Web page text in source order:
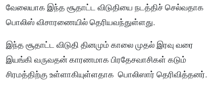
வேலையாக இந்த சூதாட்ட விடுதியை நடத்திச் செல்வதாக
பொலிஸ் விசாரணையில் தெரியவந்துள்ளது.
இந்த சூதாட்ட விடுதி தினமும் காலை முதல் இரவு வரை
இயங்கி வருவதன் காரணமாக பிரதேசவாசிகள் கடும்
சிரமத்திற்கு உள்ளாகியுள்ளதாக பொலிஸார் தெரிவித்தனர்.